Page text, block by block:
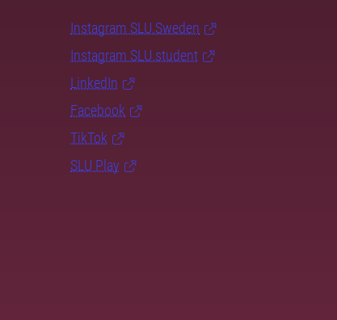
Instagram SLU.Sweden
Instagram SLU.student
LinkedIn
Facebook
TikTok
SLU Play